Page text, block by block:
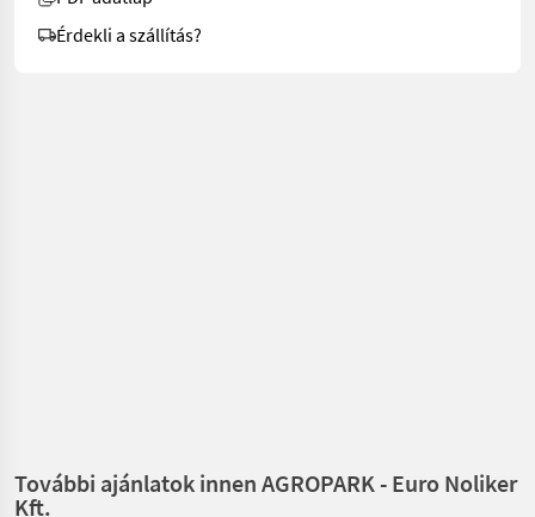
Érdekli a szállítás?
További ajánlatok innen AGROPARK - Euro Noliker
Kft.